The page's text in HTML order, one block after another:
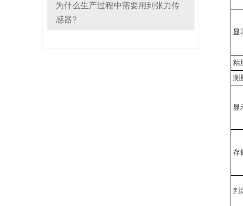
为什么生产过程中需要用到张力传
感器?
显
精
测
显
存
判